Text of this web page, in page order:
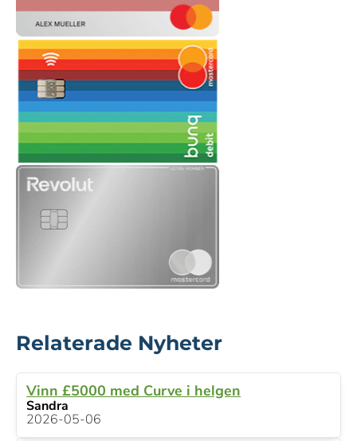
Relaterade Nyheter
Vinn £5000 med Curve i helgen
Sandra
2026-05-06